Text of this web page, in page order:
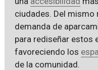
ciudades. Del mismo
demanda de
para rediseñar estos
favoreciendo los
de la comunidad.